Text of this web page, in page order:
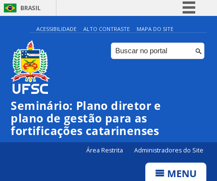
BRASIL
Simplifique!
Comunica BR
Participe
Canais
ACESSIBILIDADE ALTO CONTRASTE MAPA DO SITE
Seminário: Plano diretor e
plano de gestão para as
fortificações catarinenses
Área Restrita Administradores do Site
MENU